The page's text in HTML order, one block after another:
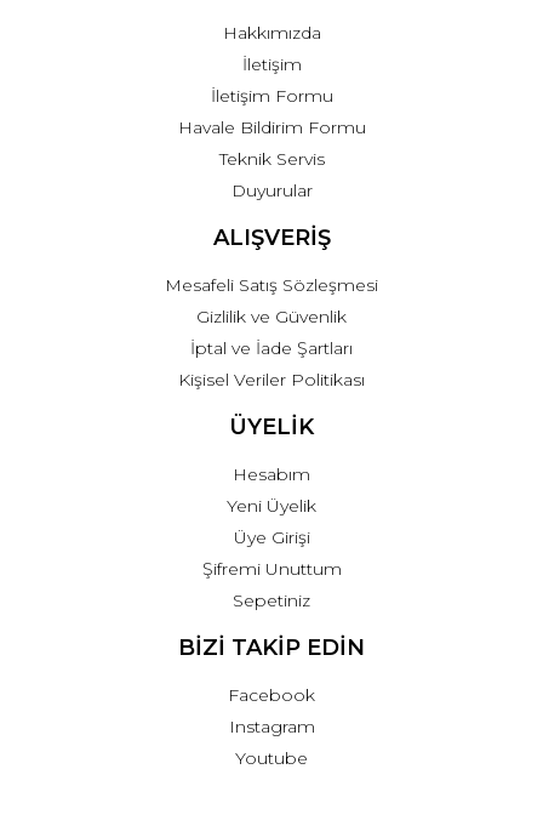
Hakkımızda
İletişim
İletişim Formu
Havale Bildirim Formu
Teknik Servis
Duyurular
ALIŞVERİŞ
Mesafeli Satış Sözleşmesi
Gizlilik ve Güvenlik
İptal ve İade Şartları
Kişisel Veriler Politikası
ÜYELİK
Hesabım
Yeni Üyelik
Üye Girişi
Şifremi Unuttum
Sepetiniz
BİZİ TAKİP EDİN
Facebook
Instagram
Youtube